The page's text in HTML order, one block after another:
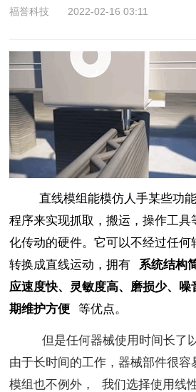
福誉科技 2022-02-16 03:11
直线模组能模仿人手某些功能
程序来实现抓取，搬运，操作工具
化传动的硬件。它可以不经过任何
转换成直线运动，拥有
系统结构
应速度快、灵敏度高、磨损少、噪
期维护方便
等优点。
但是任何器械使用时间长了以
由于长时间的工作，器械部件很
模组也不例外，
我们选择使用线